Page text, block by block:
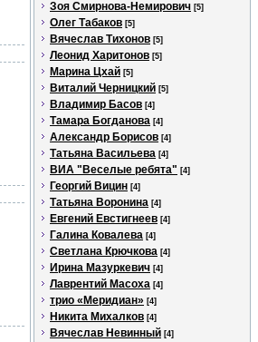
Зоя Смирнова-Немирович [5]
Олег Табаков [5]
Вячеслав Тихонов [5]
Леонид Харитонов [5]
Марина Цхай [5]
Виталий Черницкий [5]
Владимир Басов [4]
Тамара Богданова [4]
Александр Борисов [4]
Татьяна Васильева [4]
ВИА "Веселые ребята" [4]
Георгий Вицин [4]
Татьяна Воронина [4]
Евгений Евстигнеев [4]
Галина Ковалева [4]
Светлана Крючкова [4]
Ирина Мазуркевич [4]
Лаврентий Масоха [4]
трио «Меридиан» [4]
Никита Михалков [4]
Вячеслав Невинный [4]